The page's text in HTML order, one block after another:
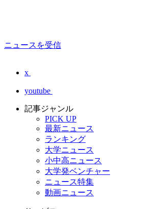
ニュースを受信
x
youtube
記事ジャンル
PICK UP
最新ニュース
ランキング
大学ニュース
小中高ニュース
大学発ベンチャー
ニュース特集
動画ニュース